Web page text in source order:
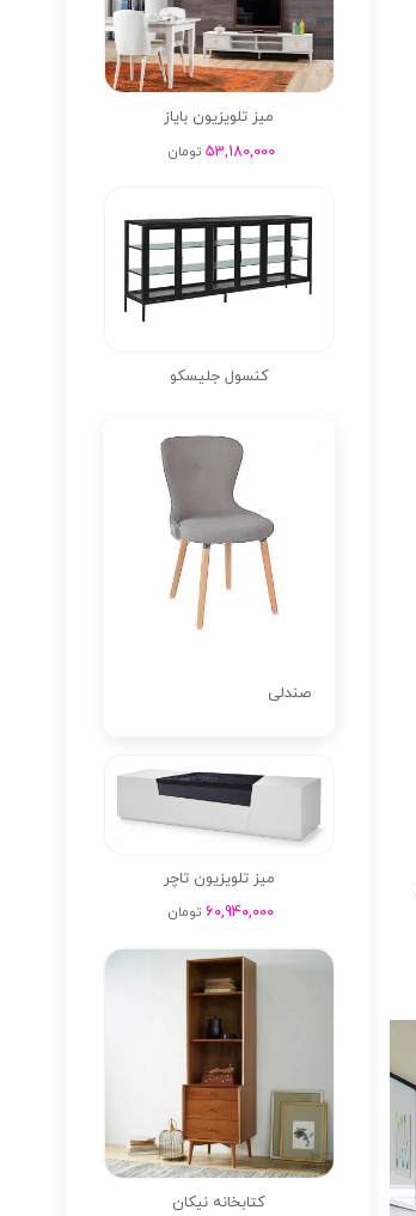
میز تلویزیون بایاز
53,180,000 تومان
کنسول جلیسکو
صندلی
میز تلویزیون تاچر
60,940,000 تومان
کتابخانه نیکان